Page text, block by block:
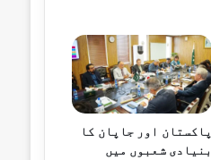
پاکستان اور جاپان کا
بنیادی شعبوں میں